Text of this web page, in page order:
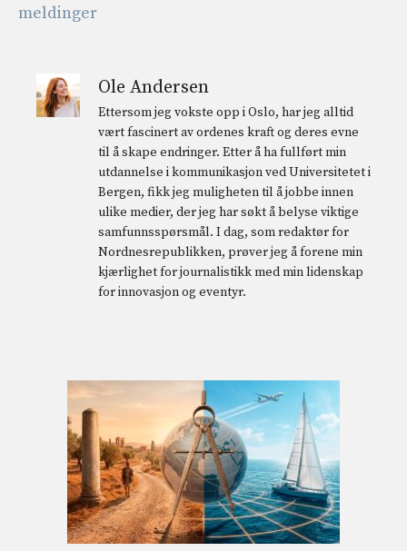
meldinger
Ole Andersen
Ettersom jeg vokste opp i Oslo, har jeg alltid
vært fascinert av ordenes kraft og deres evne
til å skape endringer. Etter å ha fullført min
utdannelse i kommunikasjon ved Universitetet i
Bergen, fikk jeg muligheten til å jobbe innen
ulike medier, der jeg har søkt å belyse viktige
samfunnsspørsmål. I dag, som redaktør for
Nordnesrepublikken, prøver jeg å forene min
kjærlighet for journalistikk med min lidenskap
for innovasjon og eventyr.